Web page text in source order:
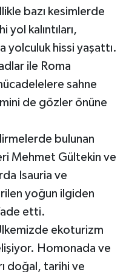
bazı kesimlerde
yol kalıntıları,
yolculuk hissi yaşattı.
ile Roma
sahne
de gözler önüne
bulunan
Mehmet Gültekin ve
Isauria ve
yoğun ilgiden
etti.
ekoturizm
Homonada ve
doğal, tarihi ve